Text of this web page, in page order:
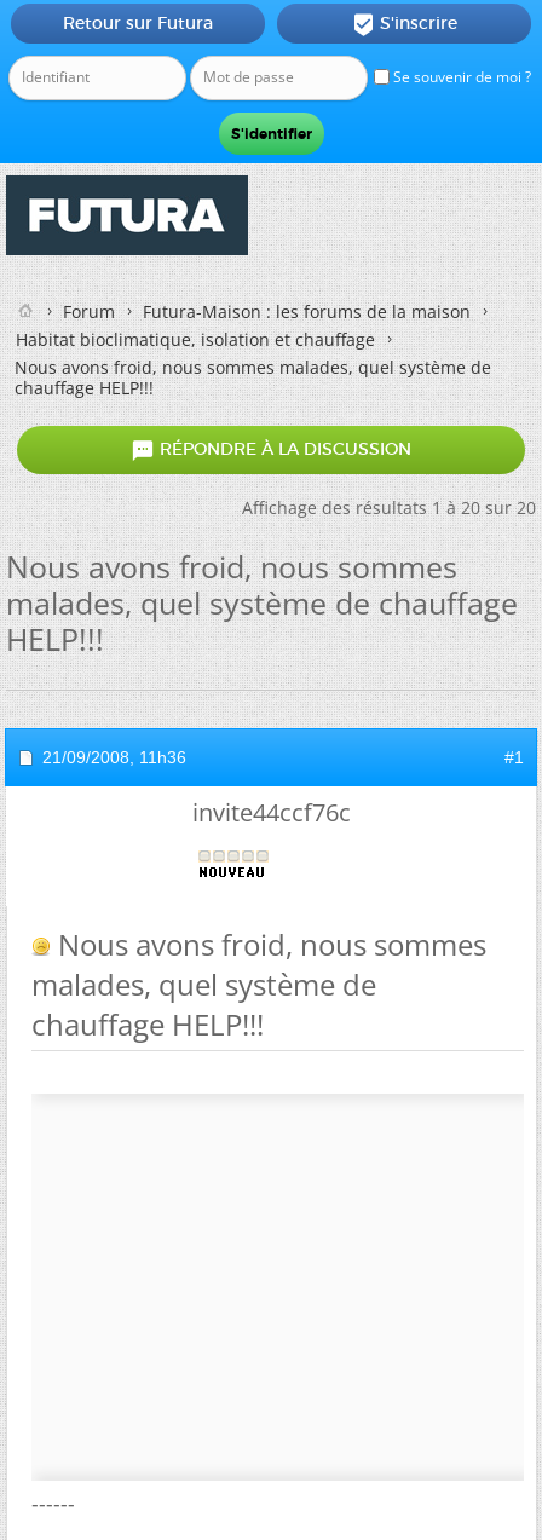
Se souvenir de moi ?
Retour sur Futura  S'inscrire
Forum
Futura-Maison : les forums de la maison
Habitat bioclimatique, isolation et chauffage
Nous avons froid, nous sommes malades, quel système de
chauffage HELP!!!
 RÉPONDRE À LA DISCUSSION
Affichage des résultats 1 à 20 sur 20
Nous avons froid, nous sommes
malades, quel système de chauffage
HELP!!!
21/09/2008, 11h36 #1
invite44ccf76c
Nous avons froid, nous sommes
malades, quel système de
chauffage HELP!!!
------